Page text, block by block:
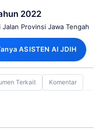
2022
Provinsi Jawa Tengah
ASISTEN AI JDIH
Terkait Komentar